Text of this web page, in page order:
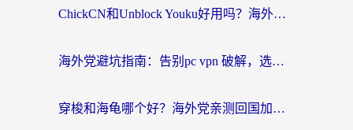
ChickCN和Unblock Youku好用吗？海外党亲测3款回国加速器，附iOS免费选择指南
海外党避坑指南：告别pc vpn 破解，选对回国加速器轻松访问国内资源
穿梭和海龟哪个好？海外党亲测回国加速器，附电脑免费VPN推荐